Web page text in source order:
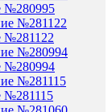
№280995
№281122
№280994
№281115